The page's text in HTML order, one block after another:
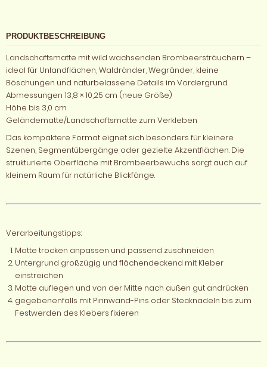
PRODUKTBESCHREIBUNG
Landschaftsmatte mit wild wachsenden Brombeersträuchern –
ideal für Unlandflächen, Waldränder, Wegränder, kleine
Böschungen und naturbelassene Details im Vordergrund.
Abmessungen 13,8 × 10,25 cm (neue Größe)
Höhe bis 3,0 cm
Geländematte/Landschaftsmatte zum Verkleben
Das kompaktere Format eignet sich besonders für kleinere
Szenen, Segmentübergänge oder gezielte Akzentflächen. Die
strukturierte Oberfläche mit Brombeerbewuchs sorgt auch auf
kleinem Raum für natürliche Blickfänge.
Verarbeitungstipps:
Matte trocken anpassen und passend zuschneiden
Untergrund großzügig und flächendeckend mit Kleber
einstreichen
Matte auflegen und von der Mitte nach außen gut andrücken
gegebenenfalls mit Pinnwand-Pins oder Stecknadeln bis zum
Festwerden des Klebers fixieren